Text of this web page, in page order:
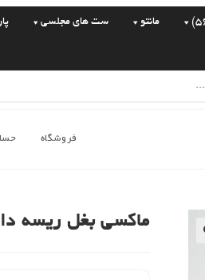
مانتو ست های مجلسی
فروشگاه
ماکسی بغل ریسه